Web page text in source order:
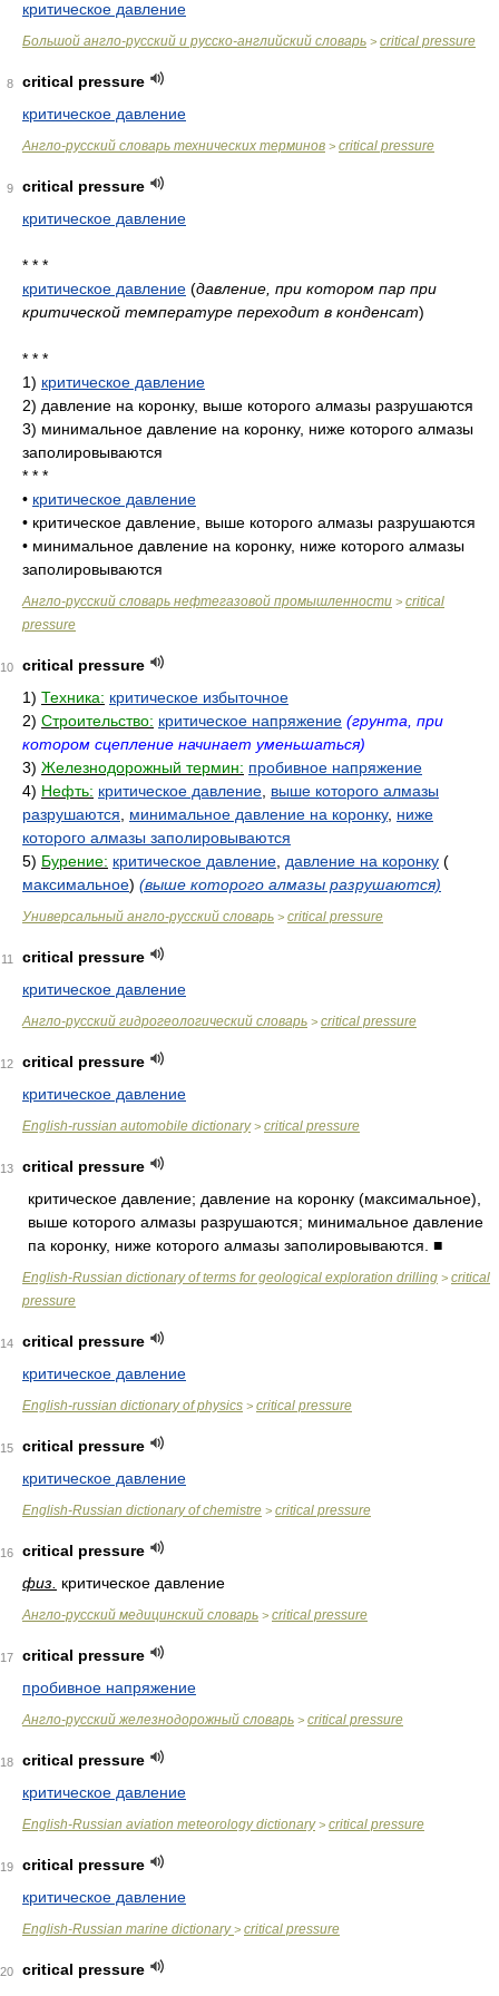
критическое давление
Большой англо-русский и русско-английский словарь > critical pressure
8
critical pressure
критическое давление
Англо-русский словарь технических терминов > critical pressure
9
critical pressure
критическое давление
* * *
критическое давление (давление, при котором пар при
критической температуре переходит в конденсат)
* * *
1) критическое давление
2) давление на коронку, выше которого алмазы разрушаются
3) минимальное давление на коронку, ниже которого алмазы
заполировываются
* * *
• критическое давление
• критическое давление, выше которого алмазы разрушаются
• минимальное давление на коронку, ниже которого алмазы
заполировываются
Англо-русский словарь нефтегазовой промышленности > critical
pressure
10
critical pressure
1) Техника: критическое избыточное
2) Строительство: критическое напряжение (грунта, при
котором сцепление начинает уменьшаться)
3) Железнодорожный термин: пробивное напряжение
4) Нефть: критическое давление выше которого алмазы
разрушаются
минимальное давление на коронку, ниже
которого алмазы заполировываются
5) Бурение: критическое давление давление на коронку (
максимальное) (выше которого алмазы разрушаются)
Универсальный англо-русский словарь > critical pressure
11
critical pressure
критическое давление
Англо-русский гидрогеологический словарь > critical pressure
12
critical pressure
критическое давление
English-russian automobile dictionary> critical pressure
13
critical pressure
критическое давление; давление на коронку (максимальное),
выше которого алмазы разрушаются; минимальное давление
па коронку, ниже которого алмазы заполировываются. ■
English-Russian dictionary of terms for geological exploration drilling > critical
pressure
14
critical pressure
критическое давление
English-russian dictionary of physics > critical pressure
15
critical pressure
критическое давление
English-Russian dictionary of chemistre > critical pressure
16
critical pressure
физ.
критическое давление
Англо-русский медицинский словарь > critical pressure
17
critical pressure
пробивное напряжение
Англо-русский железнодорожный словарь > critical pressure
18
critical pressure
критическое давление
English-Russian aviation meteorology dictionary> critical pressure
19
critical pressure
критическое давление
English-Russian marine dictionary> critical pressure
20
critical pressure